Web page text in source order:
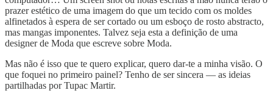
prazer estético de uma imagem do que um tecido com os moldes
alfinetados à espera de ser cortado ou um esboço de rosto abstracto,
mas mangas imponentes. Talvez seja esta a definição de uma
designer de Moda que escreve sobre Moda.
Mas não é isso que te quero explicar, quero dar-te a minha visão. O
que foquei no primeiro painel? Tenho de ser sincera — as ideias
partilhadas por Tupac Martir.